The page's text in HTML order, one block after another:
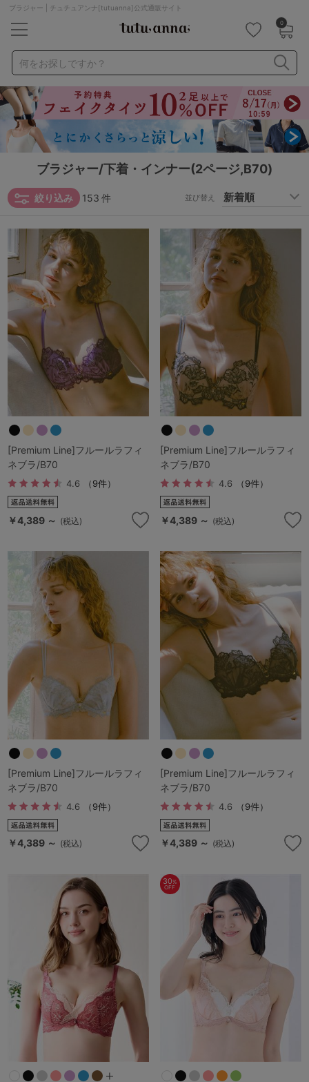
ブラジャー | チュチュアンナ[tutuanna]公式通販サイト
0
何をお探しですか？
ナイトブラ ノンワイヤー 特盛ブラ
チューブトップ
折り畳み
パジャマ ストッキング
キャミソール
ルームウェア
育乳ブラ アームカバー
カテゴリから探す
レッグウェア 下着
ルームウェア ライフスタイル
メンズ キッズ
ギフトラッピング
SALE
サイズからブラを探す
A60 A65 A70 A75
B65 B70 B75 B80
C65 C80 C85
E65 E70 E80 E85
F70 F80
SS M
3L
S-AB
M-AB M-CD M-EF
L-AB L-CD L-EF
サイズの表示を閉じる
すべてのサイズを表示する
価格帯から探す
～999円 1,000～1,999円
2,000～2,999円 3,000～3,999円
4,000円～ 3足￥1,188靴下
セールアイテムから探す
セールアイテム
その他から探す
新着アイテム
ランキング
高評価レビューアイテム
WEB限定アイテム
特集ページ
ブラジャー/下着・インナー(2ページ,B70)
153 件
絞り込み 並び替え
[Premium Line]フルールラフィ
ネブラ/B70
4.6 （9件）
￥4,389 ～ (税込)
[Premium Line]フルールラフィ
ネブラ/B70
4.6 （9件）
￥4,389 ～ (税込)
[Premium Line]フルールラフィ
ネブラ/B70
4.6 （9件）
￥4,389 ～ (税込)
[Premium Line]フルールラフィ
ネブラ/B70
4.6 （9件）
￥4,389 ～ (税込)
30%
OFF